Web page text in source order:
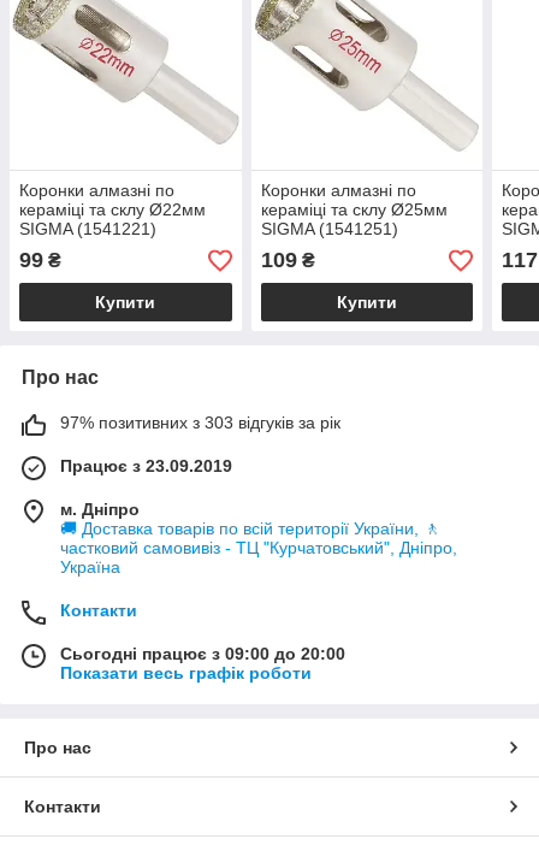
Коронки алмазні по
кераміці та склу Ø22мм
SIGMA (1541221)
99 ₴
Купити
Коронки алмазні по
кераміці та склу Ø25мм
SIGMA (1541251)
109₴
Купити
117
Про нас
97% позитивних з 303 відгуків за рік
Працює з 23.09.2019
м. Дніпро
🚚 Доставка товарів по всій території України, 🚶
частковий самовивіз - ТЦ "Курчатовський", Дніпро,
Україна
Контакти
Сьогодні працює з 09:00 до 20:00
Показати весь графік роботи
Про нас
Контакти